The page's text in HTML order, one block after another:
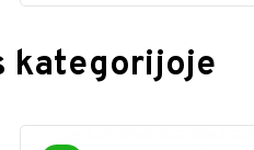
kategorijoje